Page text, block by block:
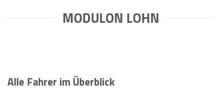
MODULON LOHN
Alle Fahrer im Überblick